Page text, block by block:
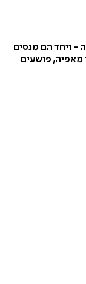
- ויחד הם מנסים
מאפיה, פושעים